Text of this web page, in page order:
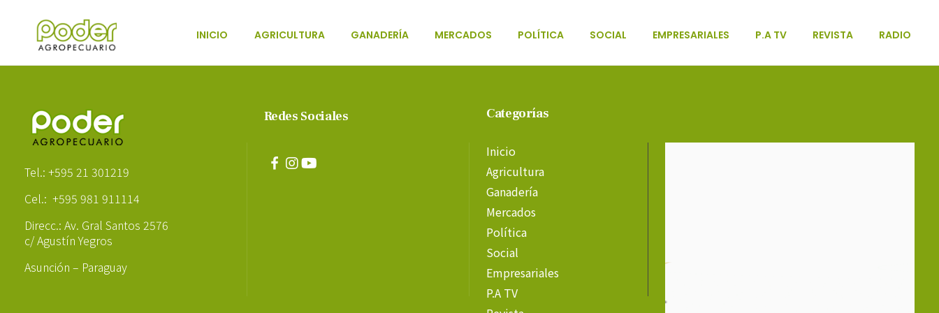
INICIO AGRICULTURA GANADERÍA MERCADOS POLÍTICA SOCIAL EMPRESARIALES P.A TV REVISTA RADIO
Tel.: +595 21 301219
Cel.: +595 981 911114
Direcc.: Av. Gral Santos 2576
c/ Agustín Yegros
Asunción – Paraguay
Redes Sociales Categorías
Inicio
Agricultura
Ganadería
Mercados
Política
Social
Empresariales
P.A TV